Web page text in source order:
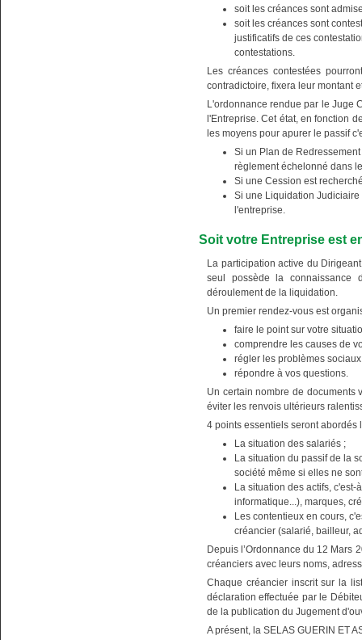
soit les créances sont
soit les créances sont
justificatifs de ces
contestations.
Les créances contestées
contradictoire, fixera leur montant
L'ordonnance rendue par le Juge
l'Entreprise. Cet état, en fonction
les moyens pour apurer le passif
Si un Plan de
règlement échelonné dans
Si une Cession est
Si une Liquidation
l'entreprise.
Soit votre Entreprise est
La participation active du
seul possède la connaissance
déroulement de la liquidation.
Un premier rendez-vous est
faire le point sur votre
comprendre les causes de
régler les problèmes sociaux
répondre à vos questions.
Un certain nombre de documents
éviter les renvois ultérieurs
4 points essentiels seront abordés
La situation des salariés ;
La situation du passif de la
société même si elles ne
La situation des actifs,
informatique...), marques,
Les contentieux en cours,
créancier (salarié, bailleur,
Depuis l’Ordonnance du 12 Mars
créanciers avec leurs noms,
Chaque créancier inscrit sur la
déclaration effectuée par le
de la publication du Jugement
A présent, la SELAS GUERIN ET